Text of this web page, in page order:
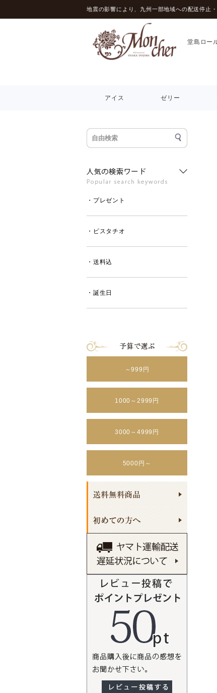
地震の影響により、九州一部地域への配送停止
堂島ロー
アイス ゼリー
・プレゼント
・ピスタチオ
・送料込
・誕生日
～999円
1000～2999円
3000～4999円
5000円～